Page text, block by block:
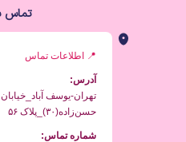
تماس
📍 اطلاعات تماس
آدرس:
تهران-یوسف
حسن‌زاده(۳۰)_پلاک ۵۶
شماره تماس: